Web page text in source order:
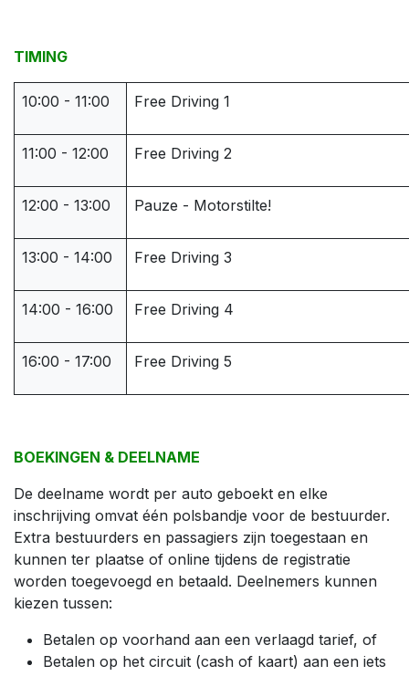
TIMING
10:00 - 11:00 Free Driving 1
11:00 - 12:00 Free Driving 2
12:00 - 13:00 Pauze - Motorstilte!
13:00 - 14:00 Free Driving 3
14:00 - 16:00 Free Driving 4
16:00 - 17:00 Free Driving 5
BOEKINGEN & DEELNAME
De deelname wordt per auto geboekt en elke
inschrijving omvat één polsbandje voor de bestuurder.
Extra bestuurders en passagiers zijn toegestaan en
kunnen ter plaatse of online tijdens de registratie
worden toegevoegd en betaald. Deelnemers kunnen
kiezen tussen:
Betalen op voorhand aan een verlaagd tarief, of
Betalen op het circuit (cash of kaart) aan een iets